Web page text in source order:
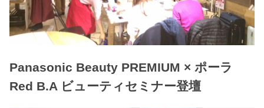
Panasonic Beauty PREMIUM × ポーラ
Red B.A ビューティセミナー登壇